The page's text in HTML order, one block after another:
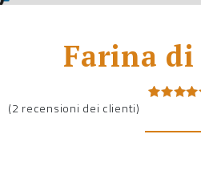
Farina di
su base
(2 recensioni dei clienti)